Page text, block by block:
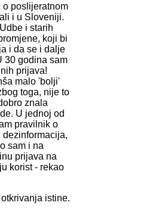
o poslijeratnom
i u Sloveniji.
i starih
koji bi
i da se i dalje
30 godina sam
prijava!
malo 'bolji'
toga, nije to
znala
U jednoj od
pravilnik o
sam i na
prijava na
korist - rekao
istine.